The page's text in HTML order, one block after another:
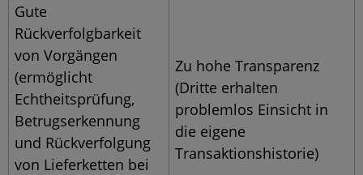
Gute
Rückverfolgbarkeit
von Vorgängen
(ermöglicht
Echtheitsprüfung,
Betrugserkennung
und Rückverfolgung
von Lieferketten bei
Zu hohe Transparenz
(Dritte erhalten
problemlos Einsicht in
die eigene
Transaktionshistorie)